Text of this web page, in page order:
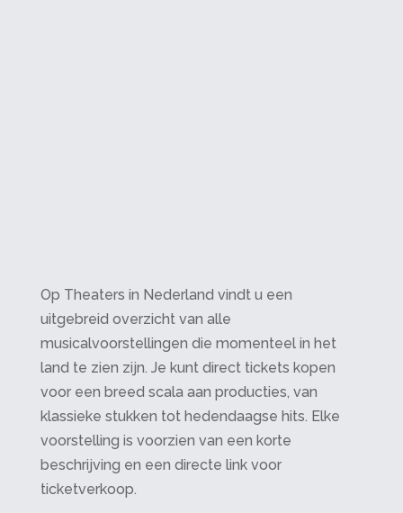
Op Theaters in Nederland vindt u een
uitgebreid overzicht van alle
musicalvoorstellingen die momenteel in het
land te zien zijn. Je kunt direct tickets kopen
voor een breed scala aan producties, van
klassieke stukken tot hedendaagse hits. Elke
voorstelling is voorzien van een korte
beschrijving en een directe link voor
ticketverkoop.